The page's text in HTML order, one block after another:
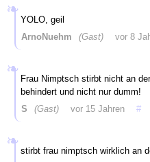
YOLO, geil
ArnoNuehm
(Gast) vor 8
Frau Nimptsch stirbt nicht an
behindert und nicht nur dumm!
S
(Gast) vor 15 Jahren #
stirbt frau nimptsch wirklich an